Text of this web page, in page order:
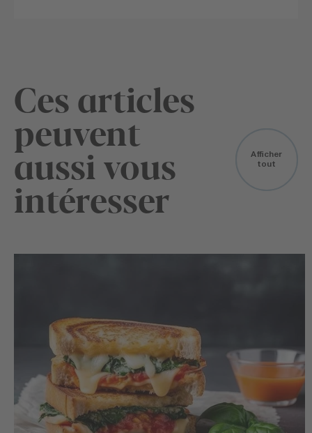
Ces articles
peuvent
aussi vous
intéresser
Afficher
tout